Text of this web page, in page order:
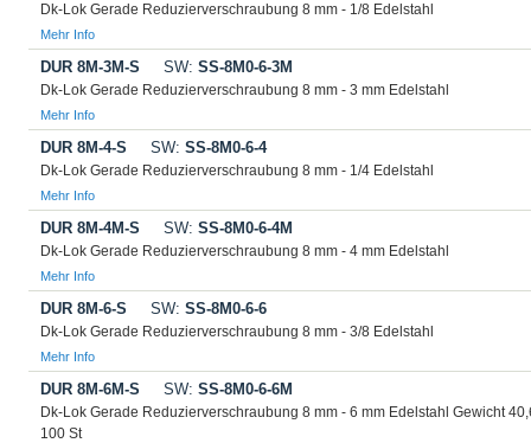
Dk-Lok Gerade Reduzierverschraubung 8 mm - 1/8 Edelstahl
Mehr Info
DUR 8M-3M-S SW: SS-8M0-6-3M
Dk-Lok Gerade Reduzierverschraubung 8 mm - 3 mm Edelstahl
Mehr Info
DUR 8M-4-S SW: SS-8M0-6-4
Dk-Lok Gerade Reduzierverschraubung 8 mm - 1/4 Edelstahl
Mehr Info
DUR 8M-4M-S SW: SS-8M0-6-4M
Dk-Lok Gerade Reduzierverschraubung 8 mm - 4 mm Edelstahl
Mehr Info
DUR 8M-6-S SW: SS-8M0-6-6
Dk-Lok Gerade Reduzierverschraubung 8 mm - 3/8 Edelstahl
Mehr Info
DUR 8M-6M-S SW: SS-8M0-6-6M
Dk-Lok Gerade Reduzierverschraubung 8 mm - 6 mm Edelstahl Gewicht
100 St